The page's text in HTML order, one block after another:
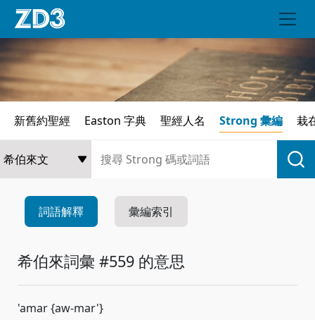
新舊約聖經 Easton 字典 聖經人名 Strong 彙編 栽
詞語解釋 彙編索引
希伯來詞彙 #559 的意思
'amar {aw-mar'}